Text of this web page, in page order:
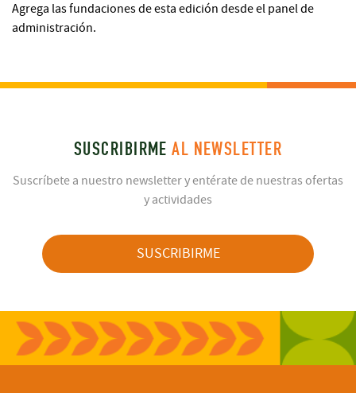
Agrega las fundaciones de esta edición desde el panel de
administración.
SUSCRIBIRMEAL NEWSLETTER
Suscríbete a nuestro newsletter y entérate de nuestras ofertas
y actividades
SUSCRIBIRME